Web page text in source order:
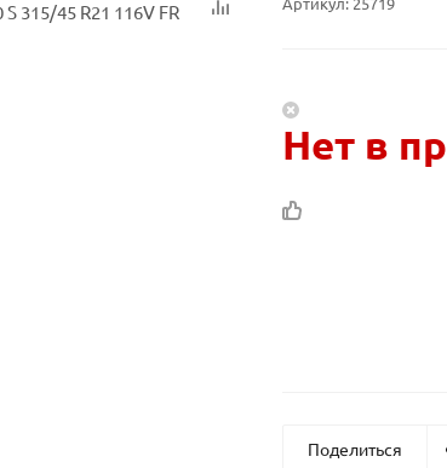
Нет в
Поделиться